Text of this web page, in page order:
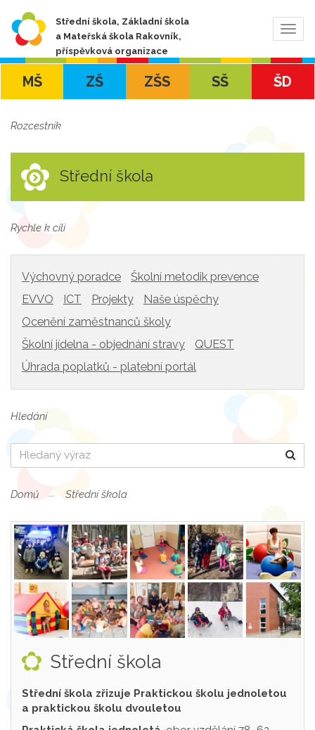
Střední škola, Základní škola
a Mateřská škola Rakovník,
příspěvková organizace
MŠ ZŠ ZŠS SŠ ŠD
Rozcestník
Střední škola
Rychle k cíli
Výchovný poradce
Školní metodik prevence
EVVO
ICT Projekty
Naše úspěchy
Ocenění zaměstnanců školy
Školní jídelna - objednání stravy
QUEST
Úhrada poplatků - platební portál
Hledání
Hledat
Domů Střední škola
Střední škola
Střední škola zřizuje Praktickou školu jednoletou
a praktickou školu dvouletou